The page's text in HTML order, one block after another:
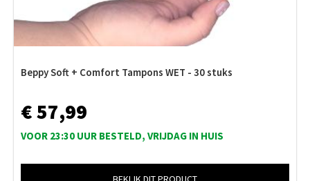
Beppy Soft + Comfort Tampons WET - 30 stuks
€ 57,99
VOOR 23:30 UUR BESTELD, VRIJDAG IN HUIS